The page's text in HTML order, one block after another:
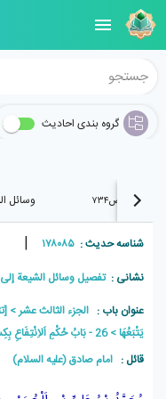
گروه بندی احادیث
ج۸ ص۷۳۴ وسائل
شناسه حدیث : ۱۷۸۰۸۵ |
نشانی :تفصیل وسائل الشیعة إلی
عنوان باب : الجزء الثالث عشر
يَتْبَعُهَا 26 - بَابُ حُكْمِ اَلاِنْتِفَاعِ بِكِسْوَةِ اَلْكَعْبَةِ
قائل : امام صادق (علیه السلام)